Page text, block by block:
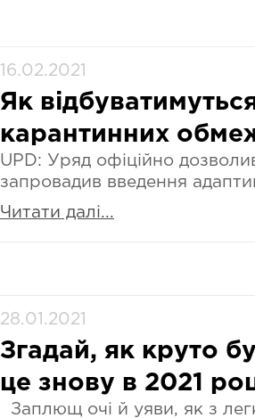
16.02.2021
Як
карантинних
UPD: Уряд офіційно
запровадив введення
Читати далі...
28.01.2021
Згадай, як круто
це знову в 2021
Заплющ очі й уяви, як з